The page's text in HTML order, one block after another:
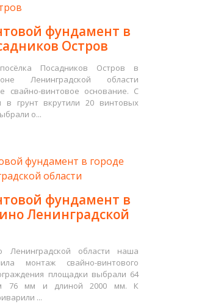
фундамент в
Остров
Посадников Остров в
Ленинградской области
свайно-винтовое основание. С
грунт вкрутили 20 винтовых
о...
фундамент в
Ленинградской
области наша
монтаж свайно-винтового
площадки выбрали 64
76 мм и длиной 2000 мм. К
...